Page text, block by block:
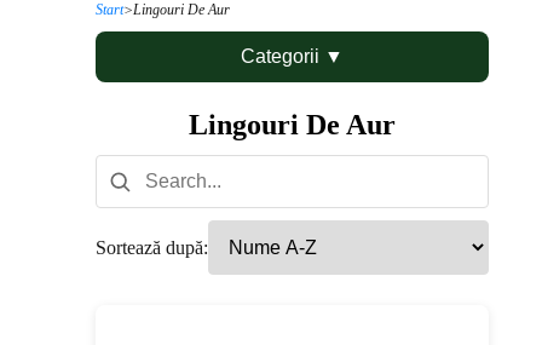
Start>Lingouri De Aur
Categorii ▼
Lingouri De Aur
Sortează după: